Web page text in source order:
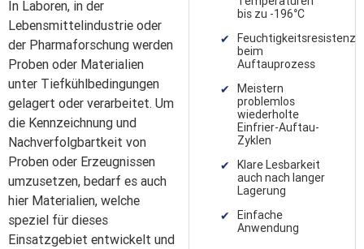
In Laboren, in der
Lebensmittelindustrie oder
der Pharmaforschung werden
Proben oder Materialien
unter Tiefkühlbedingungen
gelagert oder verarbeitet. Um
die Kennzeichnung und
Nachverfolgbartkeit von
Proben oder Erzeugnissen
umzusetzen, bedarf es auch
hier Materialien, welche
speziel für dieses
Einsatzgebiet entwickelt und
bis zu -196°C
Feuchtigkeitsresistenz
beim
Auftauprozess
Meistern
problemlos
wiederholte
Einfrier-Auftau-
Zyklen
Klare Lesbarkeit
auch nach langer
Lagerung
Einfache
Anwendung